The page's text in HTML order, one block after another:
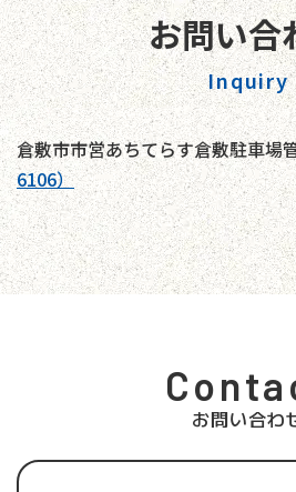
お問い合
Inquiry
倉敷市市営あちてらす倉敷駐車場
6106）
お問い合わ